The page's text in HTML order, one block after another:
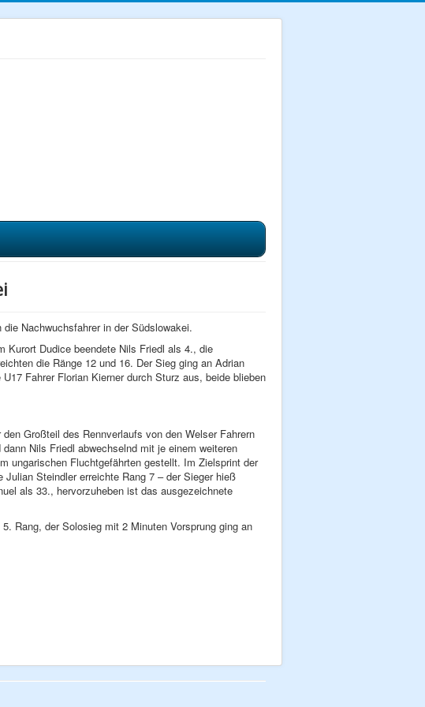
Nachwuchsfahrer in der Südslowakei.
Dudice beendete Nils Friedl als 4., die
die Ränge 12 und 16. Der Sieg ging an Adrian
Fahrer Florian Kierner durch Sturz aus, beide blieben
Großteil des Rennverlaufs von den Welser Fahrern
Nils Friedl abwechselnd mit je einem weiteren
ungarischen Fluchtgefährten gestellt. Im Zielsprint der
Steindler erreichte Rang 7 – der Sieger hieß
als 33., hervorzuheben ist das ausgezeichnete
Rang, der Solosieg mit 2 Minuten Vorsprung ging an